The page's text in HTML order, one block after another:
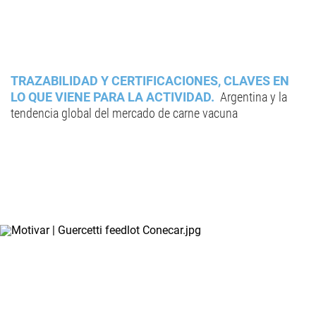
TRAZABILIDAD Y CERTIFICACIONES, CLAVES EN
LO QUE VIENE PARA LA ACTIVIDAD
Argentina y la
tendencia global del mercado de carne vacuna